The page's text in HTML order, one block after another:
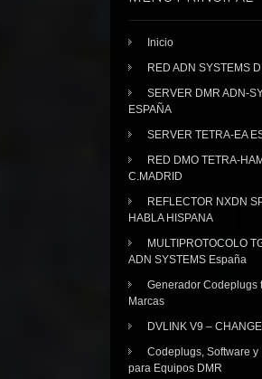
Inicio
RED ADN SYSTEMS
SERVER DMR ADN-
ESPAÑA
SERVER TETRA-EA
RED DMO TETRA-
C.MADRID
REFLECTOR NXDN
HABLA HISPANA
MULTIPROTOCOLO
ADN SYSTEMS España
Generador Codeplugs
Marcas
DVLINK V9 –
Codeplugs, Software y
para Equipos DMR